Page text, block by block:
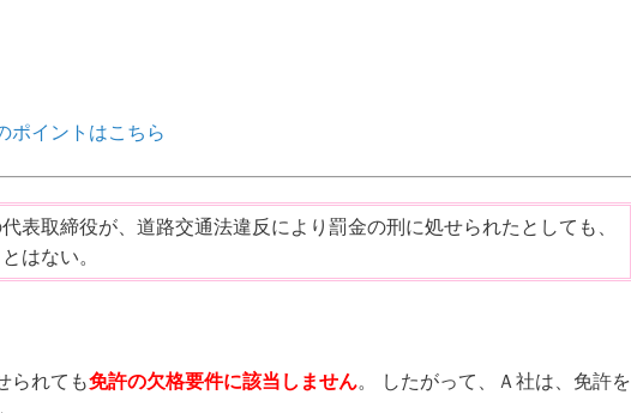
ポイントはこちら
表取締役が、道路交通法違反により罰金の刑に処せられたとしても、
はない。
られても免許の欠格要件に該当しません。 したがって、Ａ社は、免許を